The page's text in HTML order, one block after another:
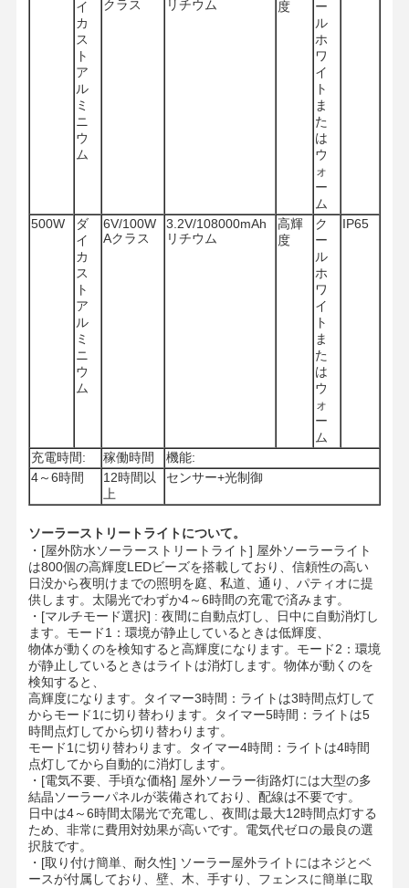
工場見学
品質管理 お問い合わせ ニュース
今雑談しなさ
い
導かれた三証拠ライト
LEDバッテンライト
LED 天井照明
LED線形高い湾ライト
LED UFO高い湾ライト
イ
カ
ス
ト
ア
ル
ミ
ニ
ウ
ム
クラス
リチウム
度
ー
ル
ホ
ワ
イ
ト
ま
た
は
ウ
ォ
ー
ム
500W
ダ
イ
カ
ス
ト
ア
ル
ミ
ニ
ウ
ム
6V/100W
Aクラス
3.2V/108000mAh
リチウム
高輝
度
ク
ー
ル
ホ
ワ
イ
ト
ま
た
は
ウ
ォ
ー
ム
IP65
充電時間: 稼働時間
機能:
4～6時間
12時間以
上
センサー+光制御
ソーラーストリートライトについて。
・ [屋外防水ソーラーストリートライト] 屋外ソーラーライト
は800個の高輝度LEDビーズを搭載しており、信頼性の高い
日没から夜明けまでの照明を庭、私道、通り、パティオに提
供します。太陽光でわずか4～6時間の充電で済みます。
・ [マルチモード選択] : 夜間に自動点灯し、日中に自動消灯し
ます。モード1：環境が静止しているときは低輝度、
物体が動くのを検知すると高輝度になります。モード2：環境
が静止しているときはライトは消灯します。物体が動くのを
検知すると、
高輝度になります。タイマー3時間：ライトは3時間点灯して
からモード1に切り替わります。タイマー5時間：ライトは5
時間点灯してから切り替わります。
モード1に切り替わります。タイマー4時間：ライトは4時間
点灯してから自動的に消灯します。
・ [電気不要、手頃な価格] 屋外ソーラー街路灯には大型の多
結晶ソーラーパネルが装備されており、配線は不要です。
日中は4～6時間太陽光で充電し、夜間は最大12時間点灯する
ため、非常に費用対効果が高いです。電気代ゼロの最良の選
択肢です。
・ [取り付け簡単、耐久性] ソーラー屋外ライトにはネジとベ
ースが付属しており、壁、木、手すり、フェンスに簡単に取